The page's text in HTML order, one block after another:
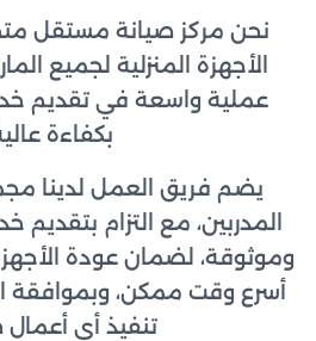
نحن مركز صيانة مستقل
الأجهزة المنزلية لجميع
عملية واسعة في تقديم
بكفاءة
يضم فريق العمل لدينا
المدربين، مع التزام
وموثوقة، لضمان عودة
أسرع وقت ممكن، وبموافقة
تنفيذ أي أعمال